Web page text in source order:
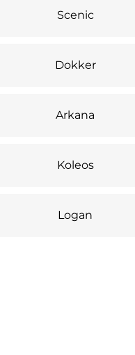
Scenic
Dokker
Arkana
Koleos
Logan